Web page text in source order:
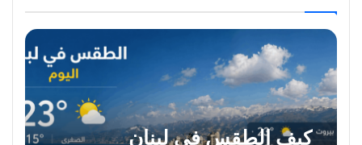
كيف الطقس في لبنان